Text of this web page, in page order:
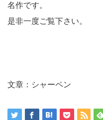
名作です。
是非一度ご覧下さい。
文章：シャーペン